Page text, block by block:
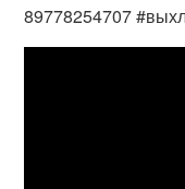
89778254707